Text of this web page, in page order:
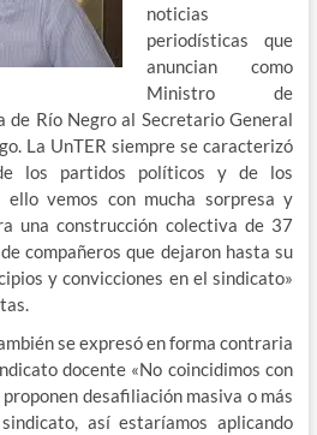
noticias
periodísticas que
anuncian como
Ministro de
de Río Negro al Secretario General
La UnTER siempre se caracterizó
los partidos políticos y de los
vemos con mucha sorpresa y
una construcción colectiva de 37
compañeros que dejaron hasta su
y convicciones en el sindicato»
se expresó en forma contraria
docente «No coincidimos con
desafiliación masiva o más
así estaríamos aplicando